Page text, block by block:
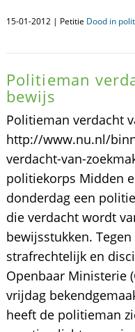
15-01-2012 | Petitie Dood in
Politieman
bewijs
Politieman verdacht
http://www.nu.nl/
verdacht-van-
politiekorps Midden
donderdag een
die verdacht wordt
bewijsstukken.
strafrechtelijk en
Openbaar Ministerie
vrijdag
heeft de politieman